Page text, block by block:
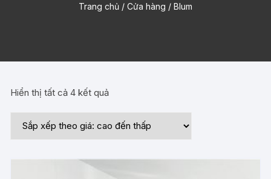
Trang chủ/ Cửa hàng / Blum
Hiển thị tất cả 4 kết quả